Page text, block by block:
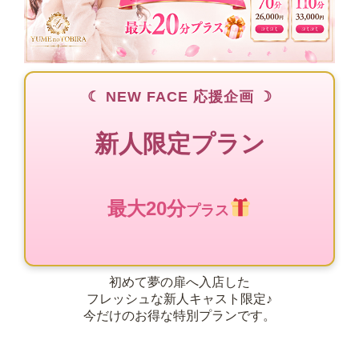
☾ NEW FACE 応援企画 ☽
新人限定プラン
最大20分プラス
初めて夢の扉へ入店した
フレッシュな新人キャスト限定♪
今だけのお得な特別プランです。